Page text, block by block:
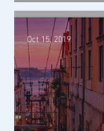
Oct 15, 2019